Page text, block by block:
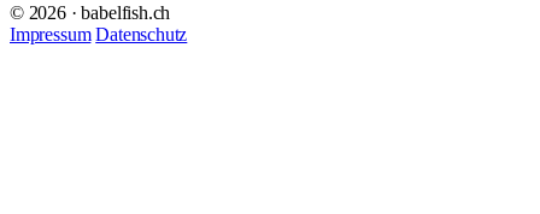
© 2026 · babelfish.ch
Impressum Datenschutz